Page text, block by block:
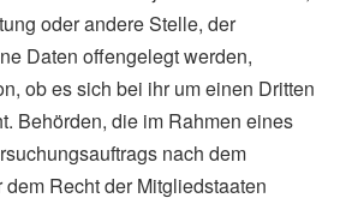
oder andere Stelle, der
Daten offengelegt werden,
ob es sich bei ihr um einen Dritten
Behörden, die im Rahmen eines
nach dem
Recht der Mitgliedstaaten